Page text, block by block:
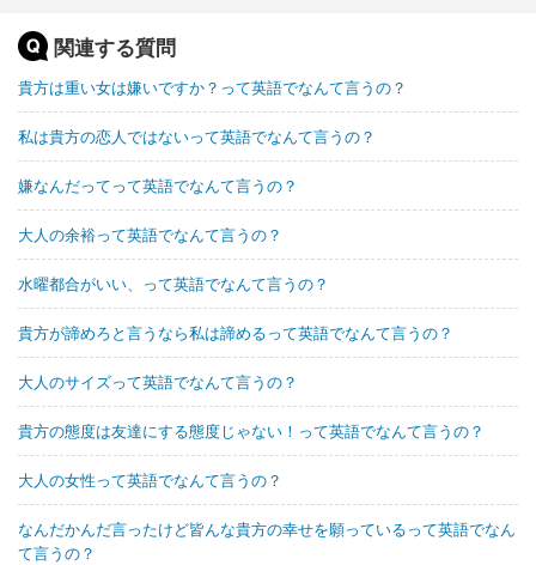
関連する質問
貴方は重い女は嫌いですか？って英語でなんて言うの？
私は貴方の恋人ではないって英語でなんて言うの？
嫌なんだってって英語でなんて言うの？
大人の余裕って英語でなんて言うの？
水曜都合がいい、って英語でなんて言うの？
貴方が諦めろと言うなら私は諦めるって英語でなんて言うの？
大人のサイズって英語でなんて言うの？
貴方の態度は友達にする態度じゃない！って英語でなんて言うの？
大人の女性って英語でなんて言うの？
なんだかんだ言ったけど皆んな貴方の幸せを願っているって英語でなん
て言うの？